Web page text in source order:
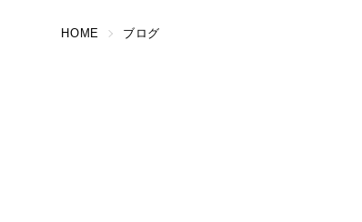
HOME ブログ